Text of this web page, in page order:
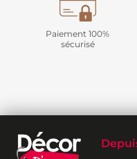
Paiement 100%
sécurisé